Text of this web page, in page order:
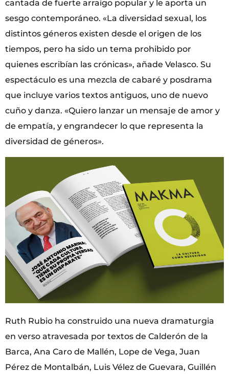
cantada de fuerte arraigo popular y le aporta un
sesgo contemporáneo. «La diversidad sexual, los
distintos géneros existen desde el origen de los
tiempos, pero ha sido un tema prohibido por
quienes escribían las crónicas», añade Velasco. Su
espectáculo es una mezcla de cabaré y posdrama
que incluye varios textos antiguos, uno de nuevo
cuño y danza. «Quiero lanzar un mensaje de amor y
de empatía, y engrandecer lo que representa la
diversidad de géneros».
Ruth Rubio ha construido una nueva dramaturgia
en verso atravesada por textos de Calderón de la
Barca, Ana Caro de Mallén, Lope de Vega, Juan
Pérez de Montalbán, Luis Vélez de Guevara, Guillén